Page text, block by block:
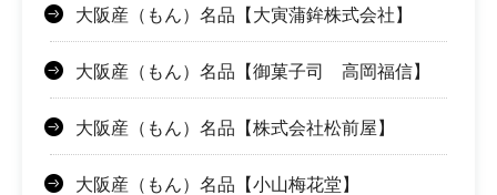
大阪産（もん）名品【大寅蒲鉾株式会社】
大阪産（もん）名品【御菓子司 高岡福信】
大阪産（もん）名品【株式会社松前屋】
大阪産（もん）名品【小山梅花堂】